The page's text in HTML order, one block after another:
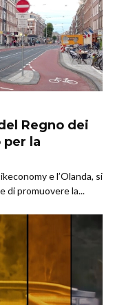
Regno dei
per la
e l’Olanda, si
di promuovere la...